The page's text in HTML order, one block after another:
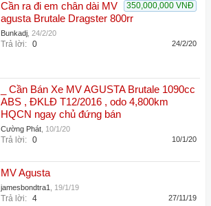
350,000,000 VNĐ
Cần ra đi em chân dài MV
agusta Brutale Dragster 800rr
Bunkadj 24/2/20
Trả lời: 0 24/2/20
_ Cần Bán Xe MV AGUSTA Brutale 1090cc
ABS , ĐKLĐ T12/2016 , odo 4,800km
HQCN ngay chủ đứng bán
Cường Phát 10/1/20
Trả lời: 0 10/1/20
MV Agusta
jamesbondtra1 19/1/19
Trả lời: 4 27/11/19